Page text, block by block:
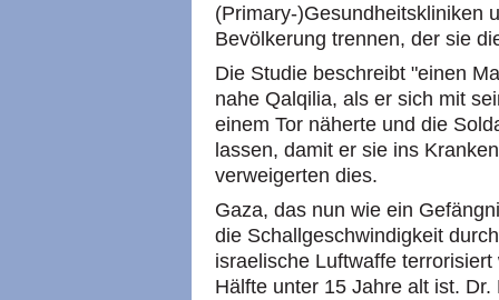
(Primary-)Gesundheitskliniken
Bevölkerung trennen, der sie
Die Studie beschreibt "einen
nahe Qalqilia, als er sich mit
einem Tor näherte und die
lassen, damit er sie ins
verweigerten dies.
Gaza, das nun wie ein
die Schallgeschwindigkeit
israelische Luftwaffe
Hälfte unter 15 Jahre alt ist.